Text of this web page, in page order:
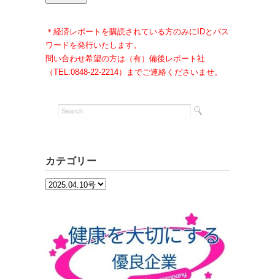
＊経済レポートを購読されている方のみにIDとパス
ワードを発行いたします。
問い合わせ希望の方は（有）備後レポート社
（TEL:0848-22-2214）までご連絡くださいませ。
カテゴリー
カ